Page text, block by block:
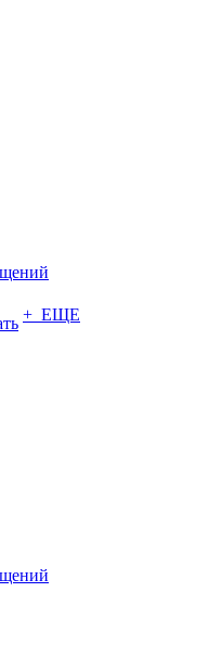
+ ЕЩЕ